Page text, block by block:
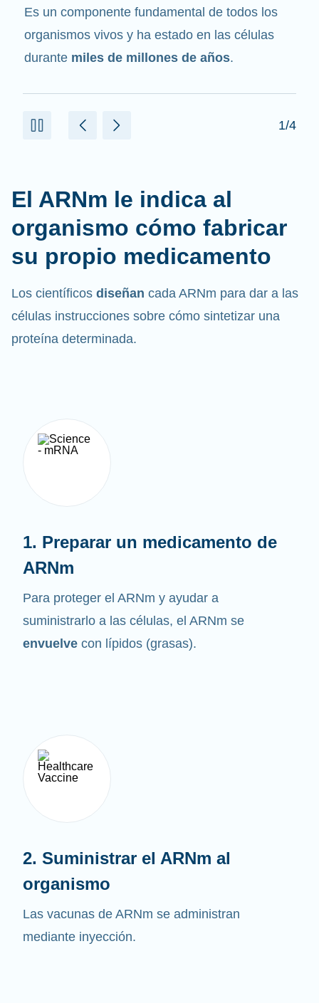
mensajero. Interactúa con otros componentes
de las células que ayudan a sintetizar las
proteínas.
2/4
El ARNm le indica al
organismo cómo fabricar
su propio medicamento
Los científicos diseñan cada ARNm para dar a las
células instrucciones sobre cómo sintetizar una
proteína determinada.
1. Preparar un medicamento de
ARNm
Para proteger el ARNm y ayudar a
suministrarlo a las células, el ARNm se
envuelve con lípidos (grasas).
2. Suministrar el ARNm al
organismo
Las vacunas de ARNm se administran
mediante inyección.